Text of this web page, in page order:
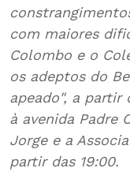
com maiores
Colombo e o
os adeptos do
apeado", a partir
à avenida Padre
Jorge e a
partir das 19:00.